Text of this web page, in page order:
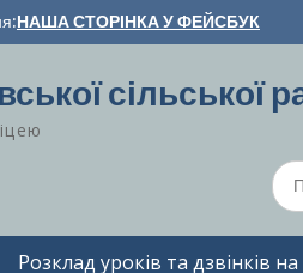
НАША СТОРІНКА У ФЕЙСБУК
сільської
Розклад уроків та дзвінків